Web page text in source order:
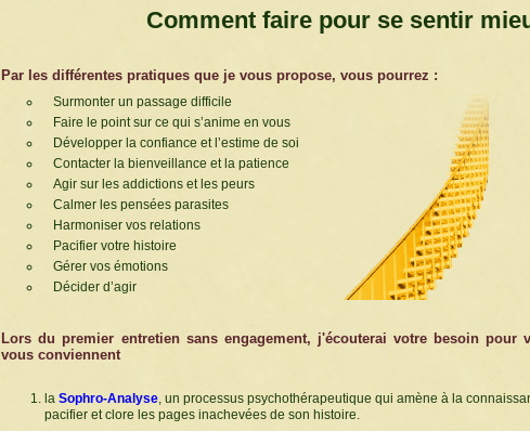
Comment faire pour se sentir
Par les différentes pratiques que je vous propose, vous pourrez :
Surmonter un passage difficile
Faire le point sur ce qui s’anime en vous
Développer la confiance et l’estime de soi
Contacter la bienveillance et la patience
Agir sur les addictions et les peurs
Calmer les pensées parasites
Harmoniser vos relations
Pacifier votre histoire
Gérer vos émotions
Décider d’agir
Lors du premier entretien sans engagement, j'écouterai votre besoin pour
vous conviennent
laSophro-Analyse , un processus psychothérapeutique qui amène à la
pacifier et clore les pages inachevées de son histoire.